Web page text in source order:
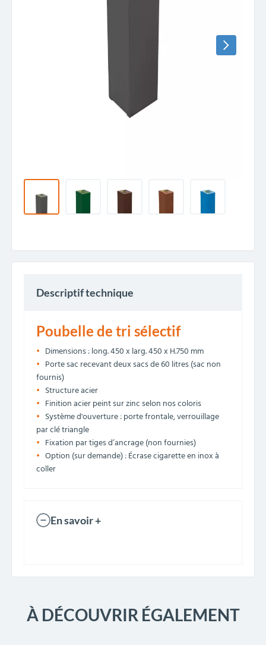
Descriptif technique
Poubelle de tri sélectif
Dimensions : long. 450 x larg. 450 x H.750 mm
Porte sac recevant deux sacs de 60 litres (sac non
fournis)
Structure acier
Finition acier peint sur zinc selon nos coloris
Système d'ouverture : porte frontale, verrouillage
par clé triangle
Fixation par tiges d’ancrage (non fournies)
Option (sur demande) : Écrase cigarette en inox à
coller
En savoir +
À DÉCOUVRIR ÉGALEMENT